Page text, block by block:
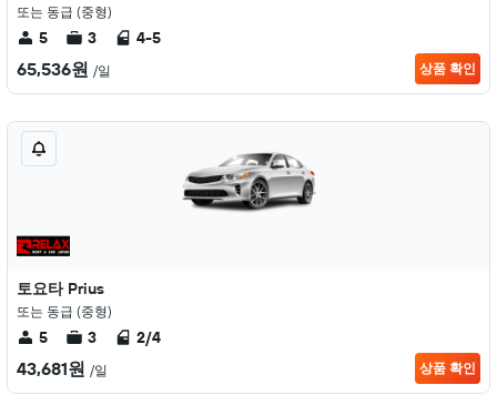
또는 동급 (중형)
5 3 4-5
65,536원 /일 상품 확인
토요타 Prius
또는 동급 (중형)
5 3 2/4
43,681원 /일 상품 확인